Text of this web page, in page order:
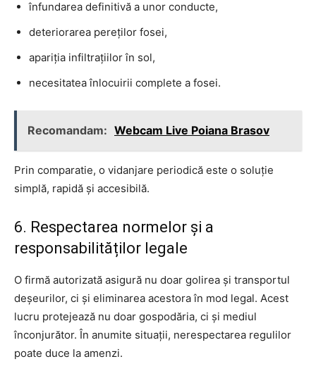
înfundarea definitivă a unor conducte,
deteriorarea pereților fosei,
apariția infiltrațiilor în sol,
necesitatea înlocuirii complete a fosei.
Recomandam: Webcam Live Poiana Brasov
Prin comparatie, o vidanjare periodică este o soluție
simplă, rapidă și accesibilă.
6. Respectarea normelor și a
responsabilităților legale
O firmă autorizată asigură nu doar golirea și transportul
deșeurilor, ci și eliminarea acestora în mod legal. Acest
lucru protejează nu doar gospodăria, ci și mediul
înconjurător. În anumite situații, nerespectarea regulilor
poate duce la amenzi.